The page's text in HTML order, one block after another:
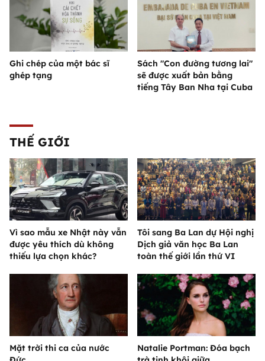
Ghi chép của một bác sĩ
ghép tạng
Sách "Con đường tương lai"
sẽ được xuất bản bằng
tiếng Tây Ban Nha tại Cuba
THẾ GIỚI
Vì sao mẫu xe Nhật này vẫn
được yêu thích dù không
thiếu lựa chọn khác?
Tôi sang Ba Lan dự Hội nghị
Dịch giả văn học Ba Lan
toàn thế giới lần thứ VI
Mặt trời thi ca của nước
Natalie Portman: Đóa bạch